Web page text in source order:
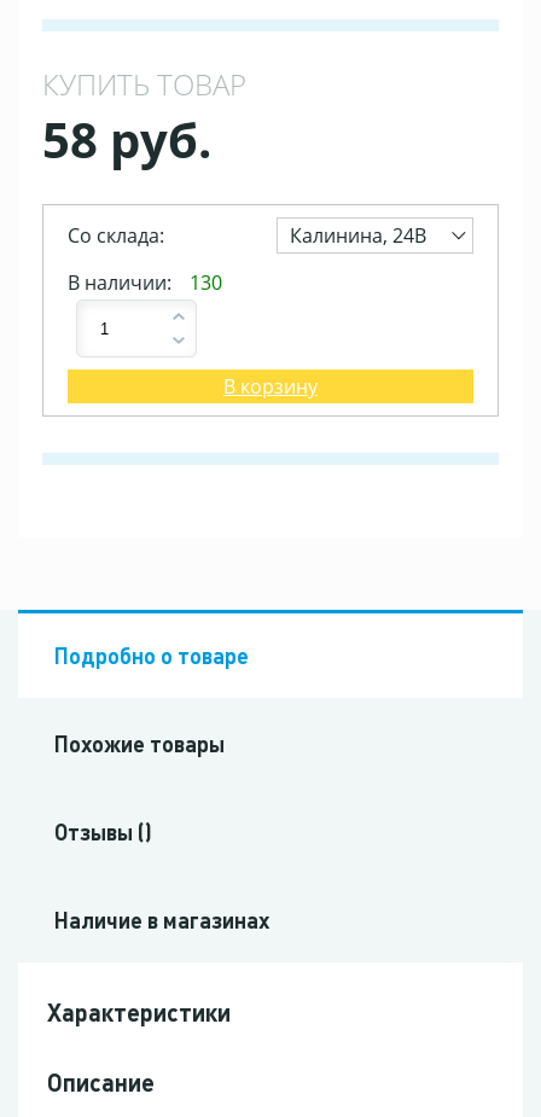
КУПИТЬ ТОВАР
58 руб.
Со склада:
Калинина, 24В
В наличии:
130
В корзину
Подробно о товаре
Похожие товары
Отзывы ()
Наличие в магазинах
Характеристики
Описание